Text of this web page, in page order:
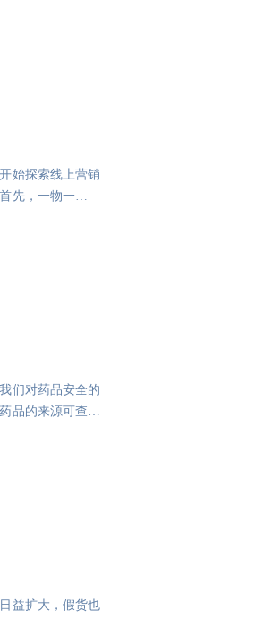
始探索线上营销
先，一物一码二
们对药品安全的
品的来源可查、
益扩大，假货也